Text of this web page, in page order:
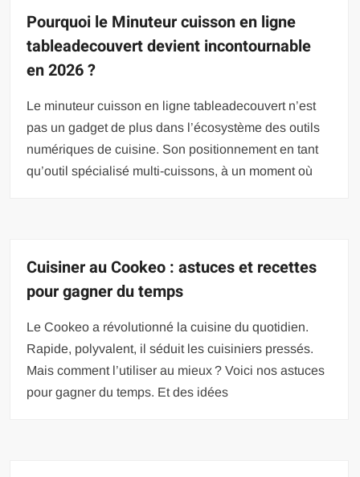
Pourquoi le Minuteur cuisson en ligne
tableadecouvert devient incontournable
en 2026 ?
Le minuteur cuisson en ligne tableadecouvert n’est
pas un gadget de plus dans l’écosystème des outils
numériques de cuisine. Son positionnement en tant
qu’outil spécialisé multi-cuissons, à un moment où
Cuisiner au Cookeo : astuces et recettes
pour gagner du temps
Le Cookeo a révolutionné la cuisine du quotidien.
Rapide, polyvalent, il séduit les cuisiniers pressés.
Mais comment l’utiliser au mieux ? Voici nos astuces
pour gagner du temps. Et des idées